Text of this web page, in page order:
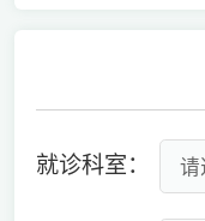
就诊科室：